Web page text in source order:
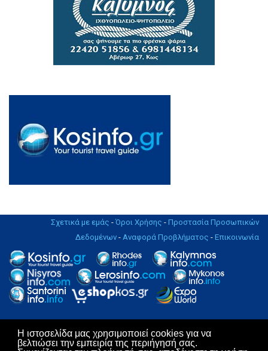
Η ιστοσελίδα μας χρησιμοποιεί cookies για να
βελτιώσει την εμπειρία της περιήγησή σας.
Σχετικά με εμάς - Όροι Χρήσης - Προστασία Προσωπικών
Δεδομένων - Αναφορά Προβλήματος - Επικοινωνία
Copyright © 2004 - 2019. All rights Reserved. | Design & Hosting by